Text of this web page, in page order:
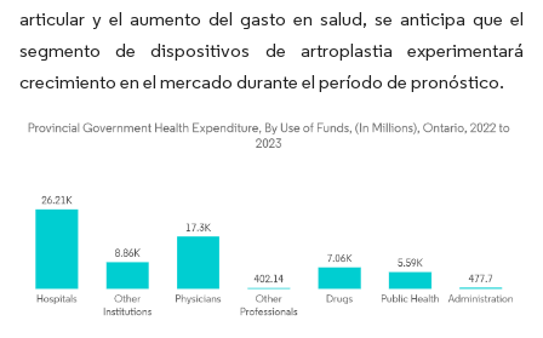
articular y el aumento del gasto en salud, se anticipa que el
segmento de dispositivos de artroplastia experimentará
crecimiento en el mercado durante el período de pronóstico.